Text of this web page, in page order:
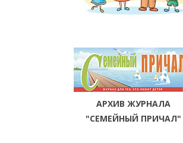
АРХИВ ЖУРНАЛА
"СЕМЕЙНЫЙ ПРИЧАЛ"